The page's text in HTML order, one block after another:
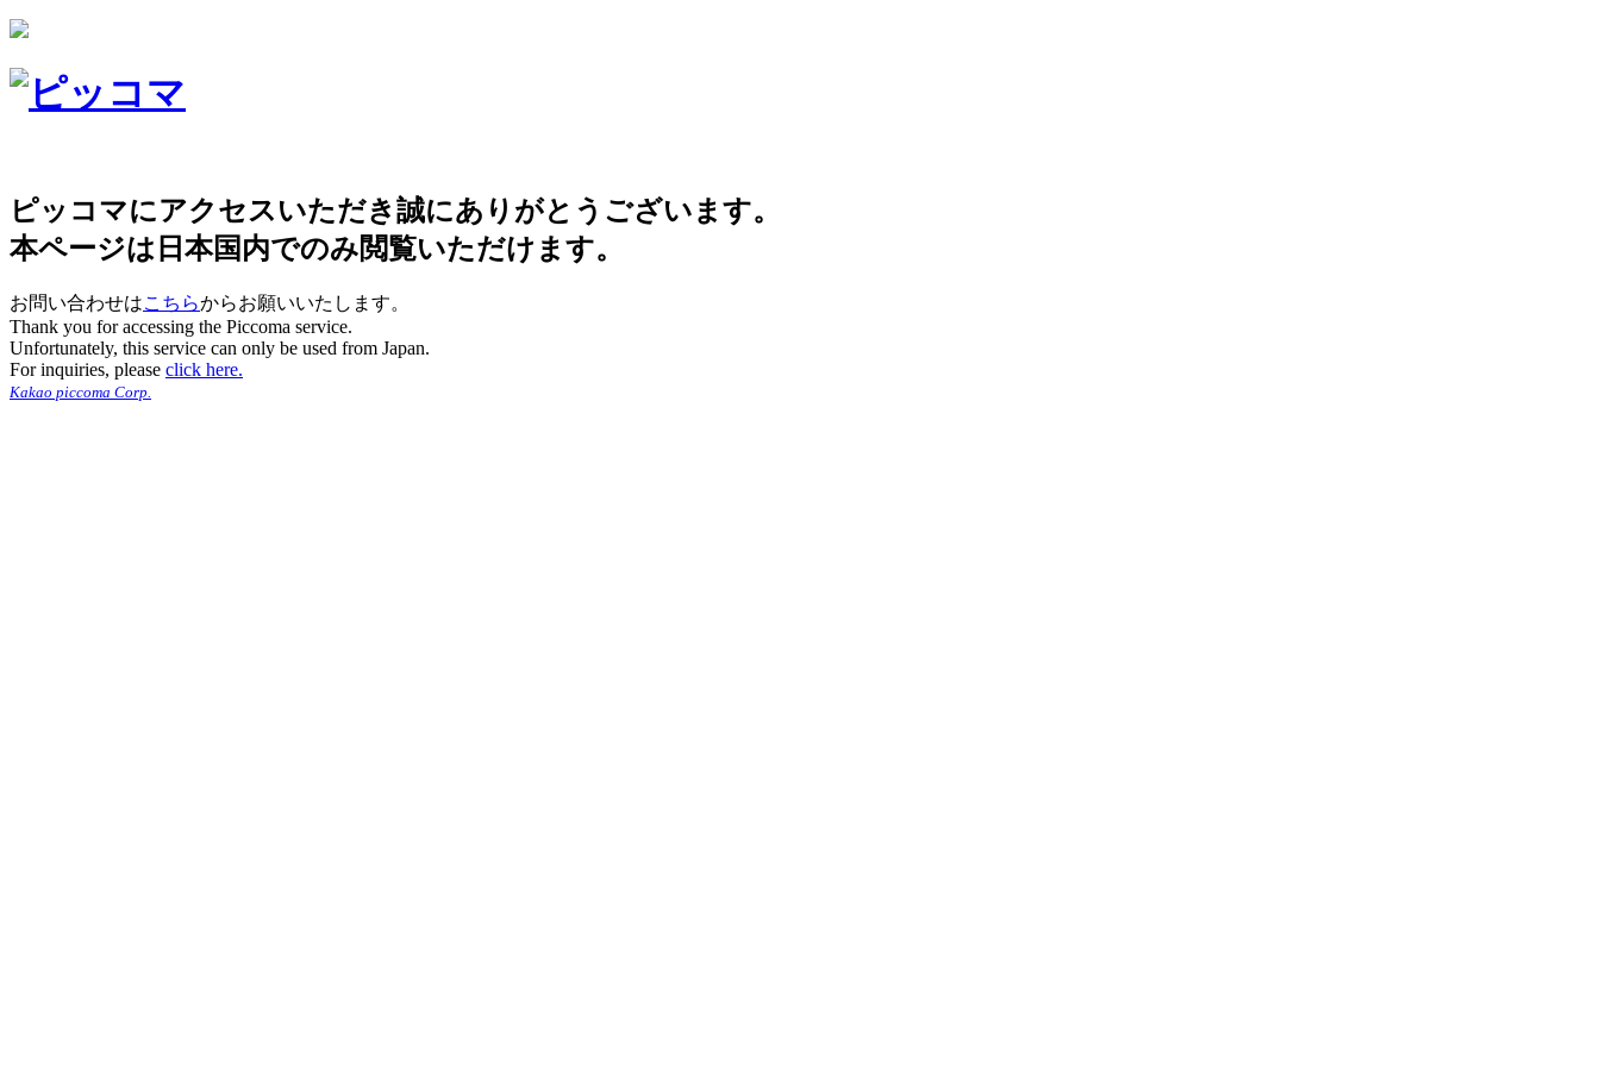
ピッコマにアクセスいただき誠にありがとうございます。
本ページは日本国内でのみ閲覧いただけます。
お問い合わせはこちらからお願いいたします。
Thank you for accessing the Piccoma service.
Unfortunately, this service can only be used from Japan.
For inquiries, please click here.
Kakao piccoma Corp.